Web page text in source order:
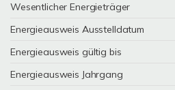
Wesentlicher Energieträger
Energieausweis Ausstelldatum
Energieausweis gültig bis
Energieausweis Jahrgang